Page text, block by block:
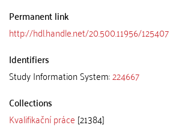
Permanent link
http://hdl.handle.net/20.500.11956/125407
Identifiers
Study Information System:224667
Collections
Kvalifikační práce [21384]